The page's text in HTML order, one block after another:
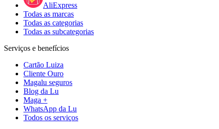
AliExpress
Todas as marcas
Todas as categorias
Todas as subcategorias
Serviços e benefícios
Cartão Luiza
Cliente Ouro
Magalu seguros
Blog da Lu
Maga +
WhatsApp da Lu
Todos os serviços